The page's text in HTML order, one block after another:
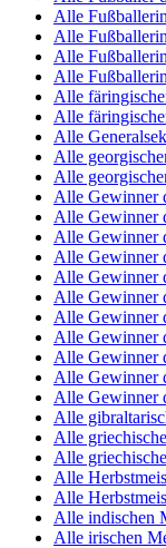
Alle
Alle
Alle
Alle
Alle
Alle
Alle
Alle
Alle
Alle Gewinner
Alle Gewinner
Alle Gewinner
Alle Gewinner
Alle Gewinner
Alle Gewinner
Alle Gewinner
Alle Gewinner
Alle Gewinner
Alle Gewinner
Alle Gewinner
Alle
Alle
Alle
Alle
Alle
Alle indischen
Alle irischen